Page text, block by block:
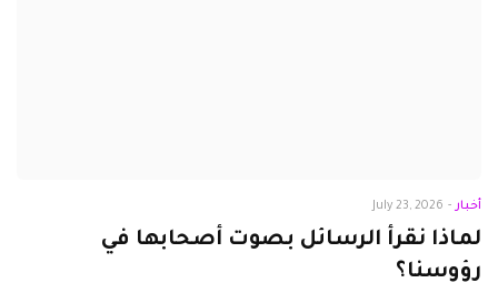
أخبار -
July 23, 2026
لماذا نقرأ الرسائل بصوت أصحابها في
رؤوسنا؟